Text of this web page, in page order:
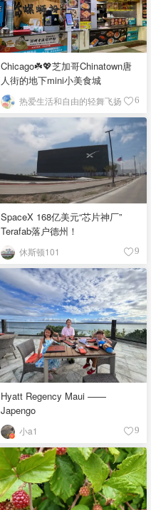
Chicago☘️💖芝加哥Chinatown唐
人街的地下mini小美食城
热爱生活和自由的轻舞飞扬 6
SpaceX 168亿美元“芯片神厂”
Terafab落户德州！
休斯顿101 9
Hyatt Regency Maui ——
Japengo
小a1 9